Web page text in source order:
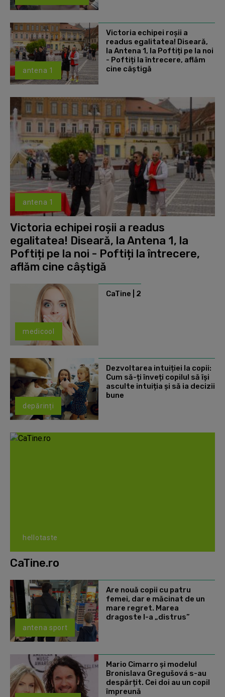
antena 1
Victoria echipei roșii a
readus egalitatea! Diseară,
la Antena 1, la Poftiți pe la noi
- Poftiți la întrecere, aflăm
cine câștigă
antena 1
Victoria echipei roșii a readus
egalitatea! Diseară, la Antena 1, la
Poftiți pe la noi - Poftiți la întrecere,
aflăm cine câștigă
medicool
CaTine | 2
depărinți
Dezvoltarea intuiției la copii:
Cum să-ți înveți copilul să își
asculte intuiția și să ia decizii
bune
hellotaste
CaTine.ro
antena sport
Are nouă copii cu patru
femei, dar e măcinat de un
mare regret. Marea
dragoste l-a „distrus”
Mario Cimarro și modelul
Bronislava Gregušová s-au
despărțit. Cei doi au un copil
împreună